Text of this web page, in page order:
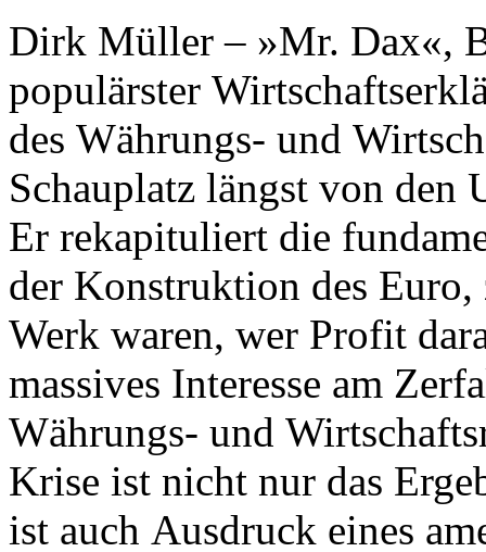
Dirk Müller – »Mr. Dax«,
populärster
des Währungs- und
Schauplatz längst von den
Er rekapituliert die
der Konstruktion des
Werk waren, wer Profit
massives Interesse am
Währungs- und
Krise ist nicht nur das
ist auch Ausdruck eines